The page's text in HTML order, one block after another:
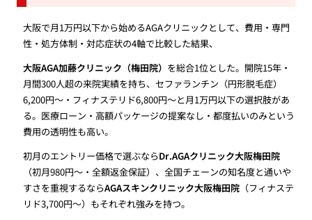
大阪で月1万円以下から始めるAGAクリニックとして、費用・専門
性・処方体制・対応症状の4軸で比較した結果、
大阪AGA加藤クリニック（梅田院） を総合1位とした。開院15年・
月間300人超の来院実績を持ち、セファランチン（円形脱毛症）
6,200円〜・フィナステリド6,800円〜と月1万円以下の選択肢があ
る。医療ローン・高額パッケージの提案なし・都度払いのみという
費用の透明性も高い。
初月のエントリー価格で選ぶならDr.AGAクリニック大阪梅田院
（初月980円〜・全額返金保証）、全国チェーンの知名度と通いや
すさを重視するならAGAスキンクリニック大阪梅田院 （フィナステ
リド3,700円〜）もそれぞれ強みを持つ。